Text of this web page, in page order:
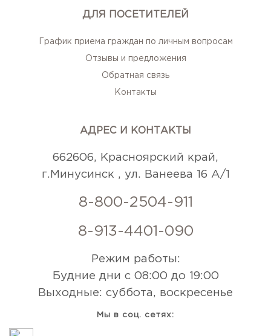
ДЛЯ ПОСЕТИТЕЛЕЙ
График приема граждан по личным вопросам
Отзывы и предложения
Обратная связь
Контакты
АДРЕС И КОНТАКТЫ
662606, Красноярский край,
г.Минусинск , ул. Ванеева 16 А/1
8-800-2504-911
8-913-4401-090
Режим работы:
Будние дни с 08:00 до 19:00
Выходные: суббота, воскресенье
Мы в соц. сетях: